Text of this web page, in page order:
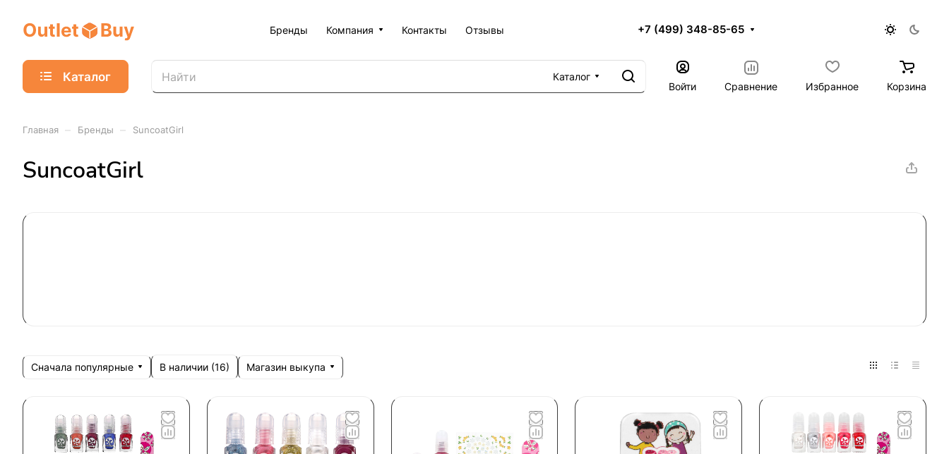
Бренды Компания Контакты Отзывы +7 (499) 348-85-65
Каталог
Каталог
Войти
Сравнение Избранное Корзина
Главная Бренды SuncoatGirl
SuncoatGirl
Сначала популярные В наличии (16) Магазин выкупа